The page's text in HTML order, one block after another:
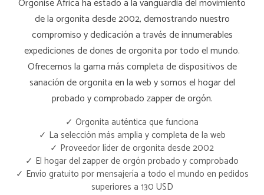
Orgonise Africa ha estado a la vanguardia del movimiento
de la orgonita desde 2002, demostrando nuestro
compromiso y dedicación a través de innumerables
expediciones de dones de orgonita por todo el mundo.
Ofrecemos la gama más completa de dispositivos de
sanación de orgonita en la web y somos el hogar del
probado y comprobado zapper de orgón.
✓ Orgonita auténtica que funciona
✓ La selección más amplia y completa de la web
✓ Proveedor líder de orgonita desde 2002
✓ El hogar del zapper de orgón probado y comprobado
✓ Envío gratuito por mensajería a todo el mundo en pedidos
superiores a 130 USD